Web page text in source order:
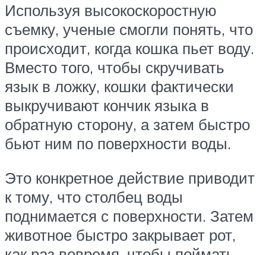
Используя высокоскоростную
съемку, ученые смогли понять, что
происходит, когда кошка пьет воду.
Вместо того, чтобы скручивать
язык в ложку, кошки фактически
выкручивают кончик языка в
обратную сторону, а затем быстро
бьют ним по поверхности воды.
Это конкретное действие приводит
к тому, что столбец воды
поднимается с поверхности. Затем
животное быстро закрывает рот,